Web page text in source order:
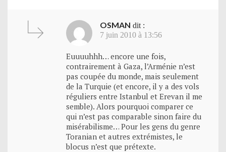
OSMAN dit :
7 juin 2010 à 13:56
Euuuuhhh… encore une fois,
contrairement à Gaza, l’Arménie n’est
pas coupée du monde, mais seulement
de la Turquie (et encore, il y a des vols
réguliers entre Istanbul et Erevan il me
semble). Alors pourquoi comparer ce
qui n’est pas comparable sinon faire du
misérabilisme… Pour les gens du genre
Toranian et autres extrémistes, le
blocus n’est que prétexte.